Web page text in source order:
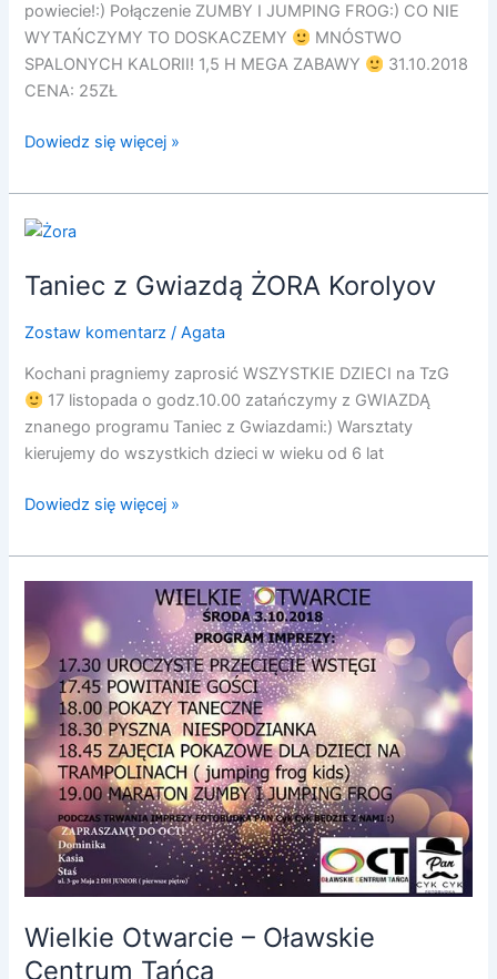
powiecie!:) Połączenie ZUMBY I JUMPING FROG:) CO NIE
WYTAŃCZYMY TO DOSKACZEMY
MNÓSTWO
SPALONYCH KALORII! 1,5 H MEGA ZABAWY
31.10.2018
CENA: 25ZŁ
Dowiedz się więcej »
Taniec z Gwiazdą ŻORA Korolyov
Zostaw komentarz /Agata
Kochani pragniemy zaprosić WSZYSTKIE DZIECI na TzG
17 listopada o godz.10.00 zatańczymy z GWIAZDĄ
znanego programu Taniec z Gwiazdami:) Warsztaty
kierujemy do wszystkich dzieci w wieku od 6 lat
Taniec
Gwiazdą
Korolyov
Dowiedz się więcej »
Wielkie Otwarcie – Oławskie
Centrum Tańca
Otwarcie
–
Oławskie
Centrum
Tańca